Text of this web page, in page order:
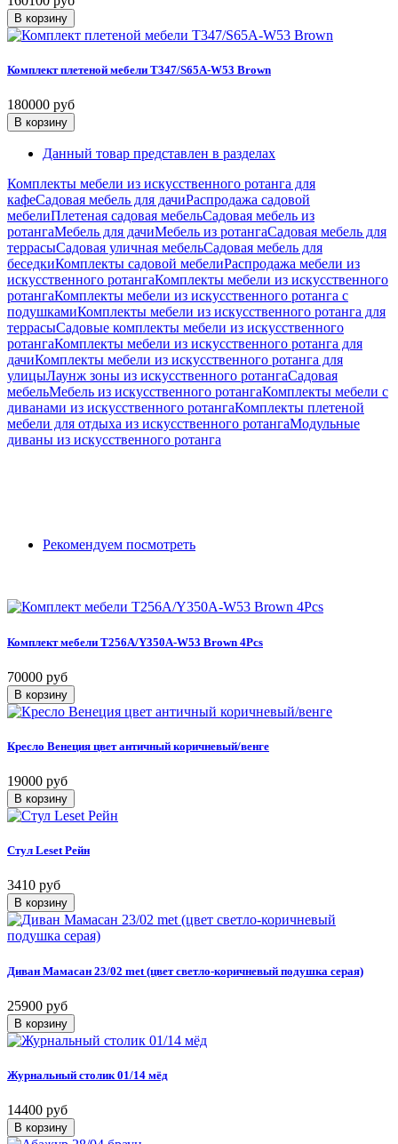
Комплект плетеной мебели T347/S65A-W53 Brown
180000 руб
Данный товар представлен в разделах
Комплекты мебели из искусственного ротанга для
кафеСадовая мебель для дачиРаспродажа садовой
мебелиПлетеная садовая мебельСадовая мебель из
ротангаМебель для дачиМебель из ротангаСадовая мебель для
террасыСадовая уличная мебельСадовая мебель для
беседкиКомплекты садовой мебелиРаспродажа мебели из
искусственного ротангаКомплекты мебели из искусственного
ротангаКомплекты мебели из искусственного ротанга с
подушкамиКомплекты мебели из искусственного ротанга для
террасыСадовые комплекты мебели из искусственного
ротангаКомплекты мебели из искусственного ротанга для
дачиКомплекты мебели из искусственного ротанга для
улицыЛаунж зоны из искусственного ротангаСадовая
мебельМебель из искусственного ротангаКомплекты мебели с
диванами из искусственного ротангаКомплекты плетеной
мебели для отдыха из искусственного ротангаМодульные
диваны из искусственного ротанга
Рекомендуем посмотреть
Комплект мебели T256A/Y350A-W53 Brown 4Pcs
70000 руб
Кресло Венеция цвет античный коричневый/венге
19000 руб
Стул Leset Рейн
3410 руб
Диван Мамасан 23/02 met (цвет светло-коричневый подушка серая)
25900 руб
Журнальный столик 01/14 мёд
14400 руб